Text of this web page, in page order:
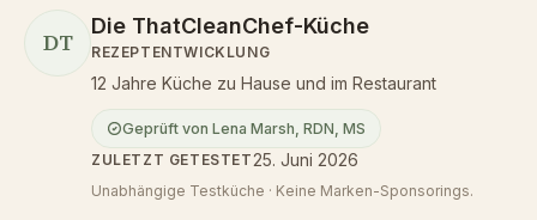
DT
Die ThatCleanChef-Küche
REZEPTENTWICKLUNG
12 Jahre Küche zu Hause und im Restaurant
Geprüft von Lena Marsh, RDN, MS
ZULETZT GETESTET 25. Juni 2026
Unabhängige Testküche · Keine Marken-Sponsorings.